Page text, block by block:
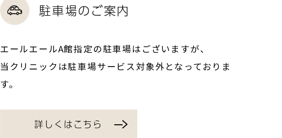
駐車場のご案内
エールエールA館指定の駐車場はございますが、
当クリニックは駐車場サービス対象外となっておりま
す。
詳しくはこちら